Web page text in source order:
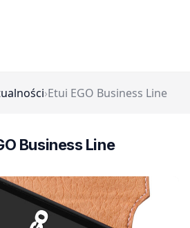
›Etui EGO Business Line
Business Line